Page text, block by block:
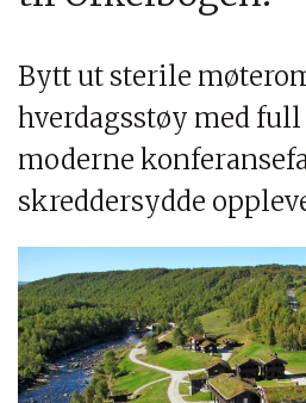
Bytt ut sterile
hverdagsstøy med
moderne
skreddersydde